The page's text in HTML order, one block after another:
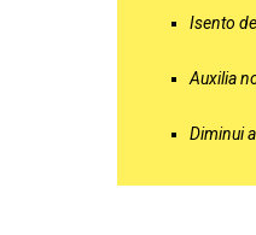
Isento
Auxilia
Diminui